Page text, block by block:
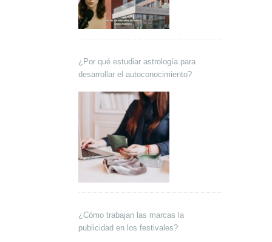
¿Por qué estudiar astrología para
desarrollar el autoconocimiento?
¿Cómo trabajan las marcas la
publicidad en los festivales?